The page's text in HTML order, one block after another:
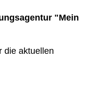
"Mein
die aktuellen